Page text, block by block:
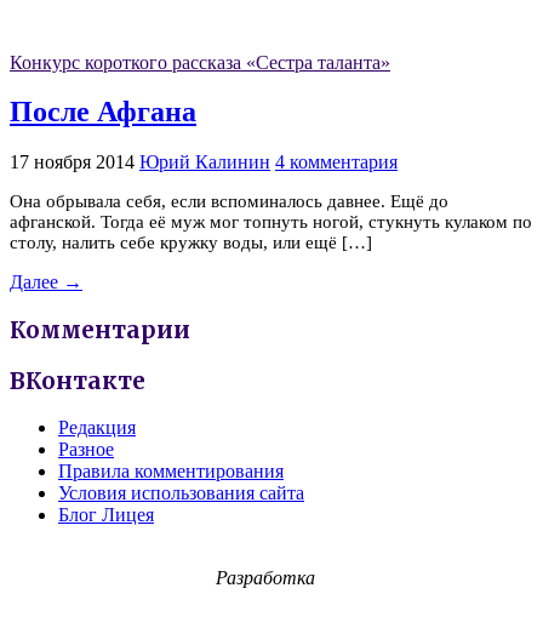
Конкурс короткого рассказа «Сестра таланта»
После Афгана
17 ноября 2014 Юрий Калинин 4 комментария
Она обрывала себя, если вспоминалось давнее. Ещё до
афганской. Тогда её муж мог топнуть ногой, стукнуть кулаком по
столу, налить себе кружку воды, или ещё […]
Далее →
Комментарии
ВКонтакте
Редакция
Разное
Правила комментирования
Условия использования сайта
Блог Лицея
Разработка